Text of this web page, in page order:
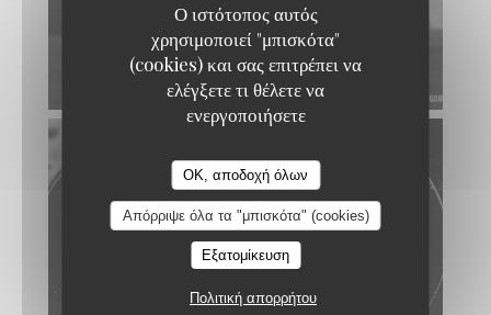
Ο ιστότοπος αυτός
χρησιμοποιεί "μπισκότα"
(cookies) και σας επιτρέπει να
ελέγξετε τι θέλετε να
ενεργοποιήσετε
OK, αποδοχή όλων
Απόρριψε όλα τα "μπισκότα" (cookies)
Εξατομίκευση
Πολιτική απορρήτου
Loco by Jem's